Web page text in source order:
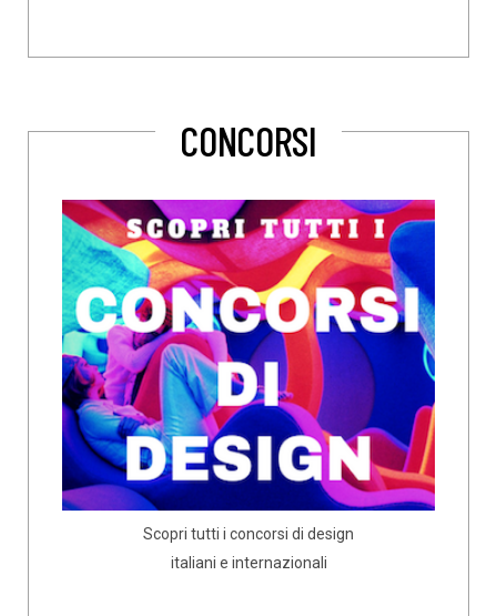
CONCORSI
Scopri tutti i concorsi di design
italiani e internazionali